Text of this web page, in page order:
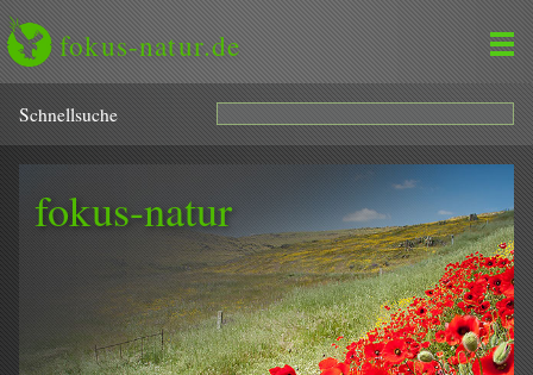
fokus-natur.de
Schnell­suche
fokus-natur